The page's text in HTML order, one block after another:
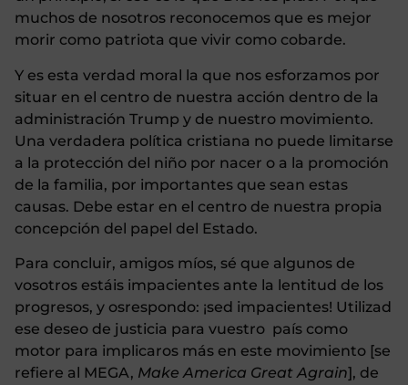
muchos de nosotros reconocemos que es mejor
morir como patriota que vivir como cobarde.
Y es esta verdad moral la que nos esforzamos por
situar en el centro de nuestra acción dentro de la
administración Trump y de nuestro movimiento.
Una verdadera política cristiana no puede limitarse
a la protección del niño por nacer o a la promoción
de la familia, por importantes que sean estas
causas. Debe estar en el centro de nuestra propia
concepción del papel del Estado.
Para concluir, amigos míos, sé que algunos de
vosotros estáis impacientes ante la lentitud de los
progresos, y osrespondo: ¡sed impacientes! Utilizad
ese deseo de justicia para vuestro país como
motor para implicaros más en este movimiento [se
refiere al MEGA, Make America Great Agrain], de